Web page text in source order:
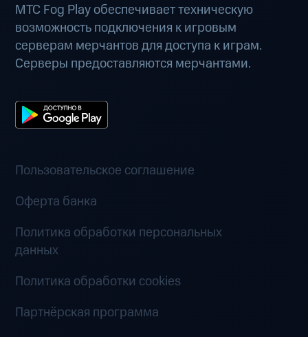
МТС Fog Play обеспечивает техническую
возможность подключения к игровым
серверам мерчантов для доступа к играм.
Серверы предоставляются мерчантами.
Пользовательское соглашение
Оферта банка
Политика обработки персональных
данных
Политика обработки cookies
Партнёрская программа